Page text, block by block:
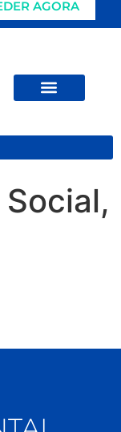
AGORA